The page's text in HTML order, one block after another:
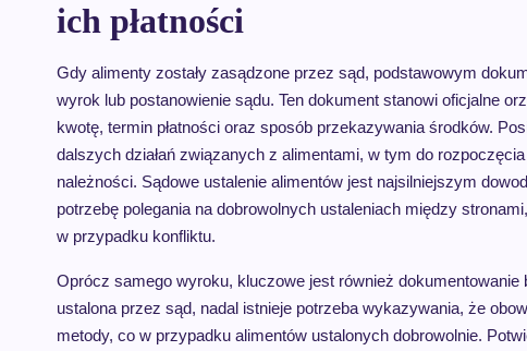
ich płatności
Gdy alimenty zostały zasądzone przez sąd, podstawowym
wyrok lub postanowienie sądu. Ten dokument stanowi oficjalne
kwotę, termin płatności oraz sposób przekazywania środków.
dalszych działań związanych z alimentami, w tym do
należności. Sądowe ustalenie alimentów jest najsilniejszym
potrzebę polegania na dobrowolnych ustaleniach między
w przypadku konfliktu.
Oprócz samego wyroku, kluczowe jest również
ustalona przez sąd, nadal istnieje potrzeba wykazywania, że
metody, co w przypadku alimentów ustalonych dobrowolnie.